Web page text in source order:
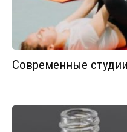
Современные